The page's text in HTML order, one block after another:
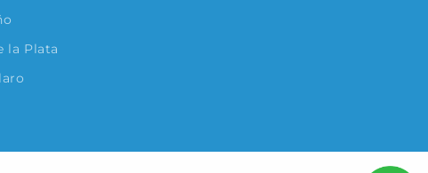
la Plata